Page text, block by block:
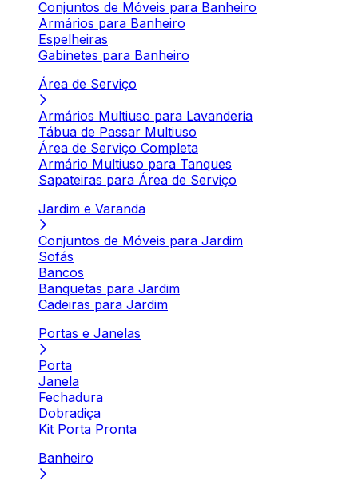
Conjuntos de Móveis para Banheiro
Armários para Banheiro
Espelheiras
Gabinetes para Banheiro
Área de Serviço
Armários Multiuso para Lavanderia
Tábua de Passar Multiuso
Área de Serviço Completa
Armário Multiuso para Tanques
Sapateiras para Área de Serviço
Jardim e Varanda
Conjuntos de Móveis para Jardim
Sofás
Bancos
Banquetas para Jardim
Cadeiras para Jardim
Portas e Janelas
Porta
Janela
Fechadura
Dobradiça
Kit Porta Pronta
Banheiro